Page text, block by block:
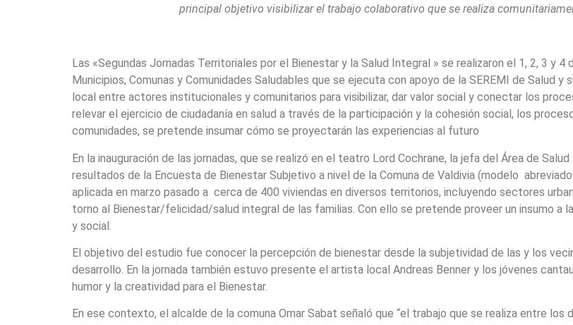
principal objetivo visibilizar el trabajo colaborativo que se realiza
Las «Segundas Jornadas Territoriales por el Bienestar y la Salud Integral » se realizaron el 1, 2, 3 y
Municipios, Comunas y Comunidades Saludables que se ejecuta con apoyo de la SEREMI de Salud
local entre actores institucionales y comunitarios para visibilizar, dar valor social y conectar los
relevar el ejercicio de ciudadanía en salud a través de la participación y la cohesión social, los
comunidades, se pretende insumar cómo se proyectarán las experiencias al futuro
En la inauguración de las jornadas, que se realizó en el teatro Lord Cochrane, la jefa del Área de
resultados de la Encuesta de Bienestar Subjetivo a nivel de la Comuna de Valdivia (modelo
aplicada en marzo pasado a cerca de 400 viviendas en diversos territorios, incluyendo sectores
torno al Bienestar/felicidad/salud integral de las familias. Con ello se pretende proveer un insumo a
y social.
El objetivo del estudio fue conocer la percepción de bienestar desde la subjetividad de las y los
desarrollo. En la jornada también estuvo presente el artista local Andreas Benner y los jóvenes
humor y la creatividad para el Bienestar.
En ese contexto, el alcalde de la comuna Omar Sabat señaló que “el trabajo que se realiza entre